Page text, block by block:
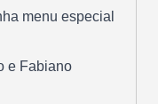
menu especial
e Fabiano